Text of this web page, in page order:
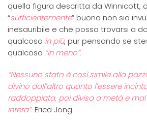
quella figura descritta da Winnicott,
“sufficientemente” buona non sia
inesauribile e che possa trovarsi a
qualcosa in più, pur pensando se
qualcosa “in meno”.
“Nessuno stato è così simile alla
divino dall’altro quanto l’essere
raddoppiata, poi divisa a metà e
intera”.Erica Jong